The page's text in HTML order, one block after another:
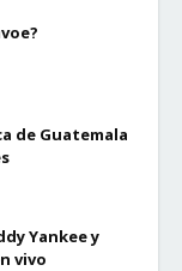
de Guatemala
Yankee y
vivo